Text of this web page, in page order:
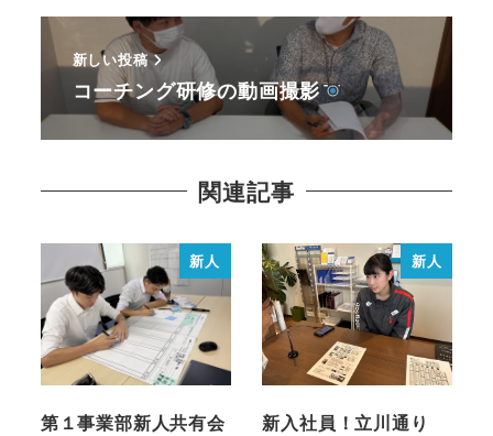
新しい投稿
コーチング研修の動画撮影
関連記事
新人
第１事業部新人共有会
新人
新入社員！立川通り